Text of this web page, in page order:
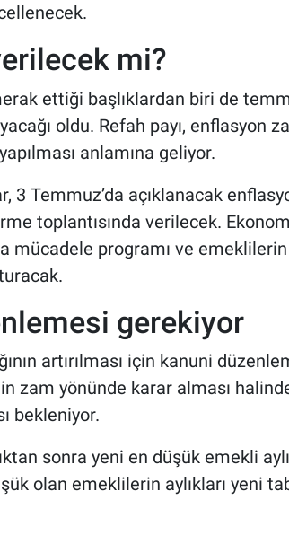
mi?
ettiği başlıklardan biri de
oldu. Refah payı, enflasyon
anlamına geliyor.
3 Temmuz’da açıklanacak
toplantısında verilecek.
mücadele programı ve
gerekiyor
artırılması için kanuni
zam yönünde karar alması
bekleniyor.
sonra yeni en düşük emekli
olan emeklilerin aylıkları yeni